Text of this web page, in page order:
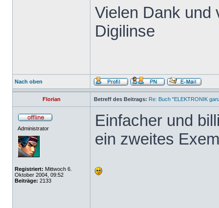
Vielen Dank und
Digilinse
Nach oben
Florian Betreff des Beitrags: Re: Buch "ELEKTRONIK
Administrator
Registriert: Mittwoch 6.
Oktober 2004, 09:52
Beiträge: 2133
Einfacher und
ein zweites